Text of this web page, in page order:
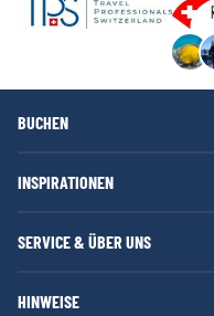
BUCHEN
INSPIRATIONEN
SERVICE & ÜBER UNS
HINWEISE